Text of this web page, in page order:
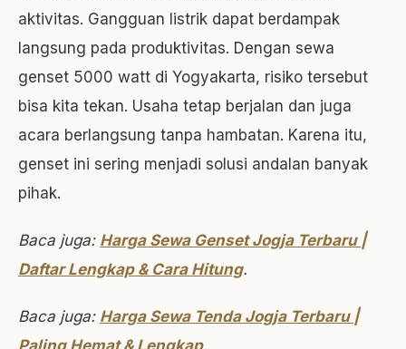
aktivitas. Gangguan listrik dapat berdampak
langsung pada produktivitas. Dengan sewa
genset 5000 watt di Yogyakarta, risiko tersebut
bisa kita tekan. Usaha tetap berjalan dan juga
acara berlangsung tanpa hambatan. Karena itu,
genset ini sering menjadi solusi andalan banyak
pihak.
Baca juga: Harga Sewa Genset Jogja Terbaru |
Daftar Lengkap & Cara Hitung.
Baca juga: Harga Sewa Tenda Jogja Terbaru |
Paling Hemat & Lengkap.